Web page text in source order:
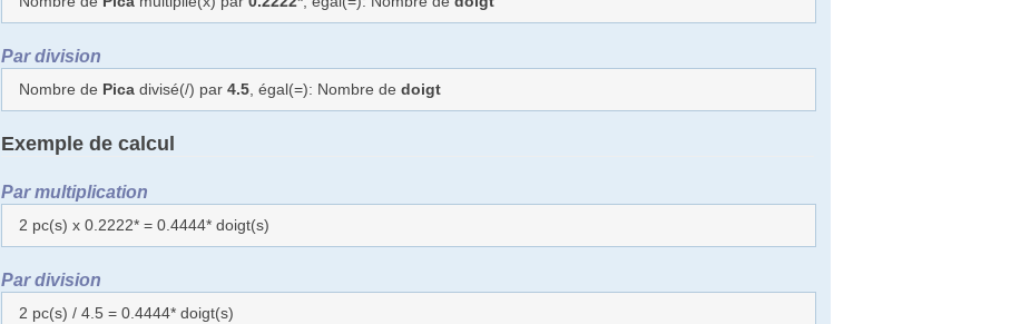
Par division
Nombre de Pica divisé(/) par4.5 , égal(=): Nombre dedoigt
Exemple de calcul
Par multiplication
2 pc(s) x 0.2222* = 0.4444* doigt(s)
Par division
2 pc(s) / 4.5 = 0.4444* doigt(s)